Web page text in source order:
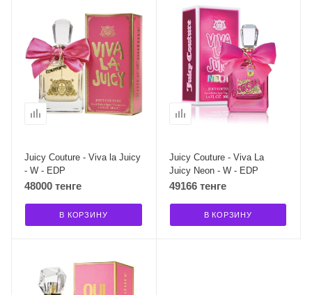
Juicy Couture - Viva la Juicy
- W - EDP
48000 тенге
В КОРЗИНУ
Juicy Couture - Viva La
Juicy Neon - W - EDP
49166 тенге
В КОРЗИНУ